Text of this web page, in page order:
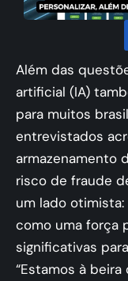
Além das
artificial (IA)
para muitos
entrevistados
armazenamento
risco de fraude
um lado
como uma força
significativas
“Estamos à